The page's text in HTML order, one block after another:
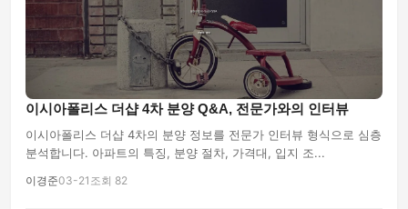
이시아폴리스 더샵 4차 분양 Q&A, 전문가와의 인터뷰
이시아폴리스 더샵 4차의 분양 정보를 전문가 인터뷰 형식으로 심층
분석합니다. 아파트의 특징, 분양 절차, 가격대, 입지 조...
이경준03-21 조회 82